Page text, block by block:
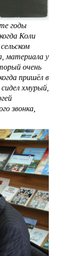
годы
Коли
материала у
очень
пришёл в
хмурый,
звонка,